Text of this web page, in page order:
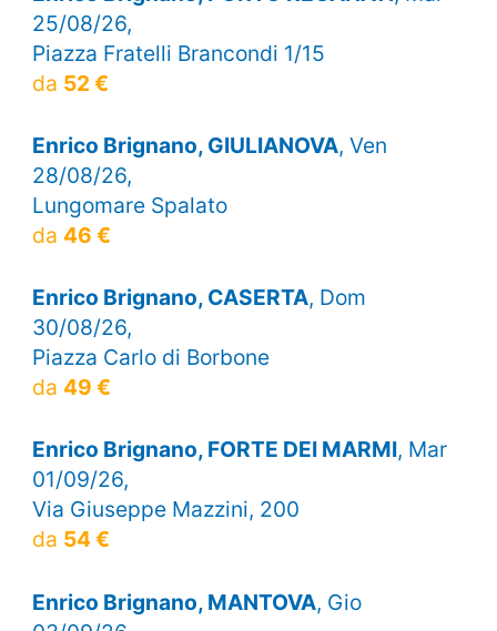
25/08/26,
Piazza Fratelli Brancondi 1/15
da 52 €
Enrico Brignano, GIULIANOVA, Ven
28/08/26,
Lungomare Spalato
da 46 €
Enrico Brignano, CASERTA, Dom
30/08/26,
Piazza Carlo di Borbone
da 49 €
Enrico Brignano, FORTE DEI MARMI, Mar
01/09/26,
Via Giuseppe Mazzini, 200
da 54 €
Enrico Brignano, MANTOVA, Gio